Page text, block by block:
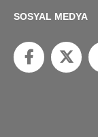
SOSYAL MEDYA